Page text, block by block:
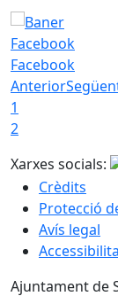
Facebook
Anterior
1
2
Xarxes socials:
Crèdits
Protecció
Avís legal
Ajuntament de